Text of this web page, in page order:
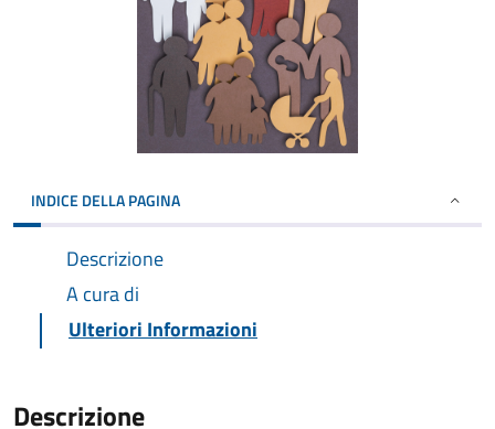
INDICE DELLA PAGINA
Descrizione
A cura di
Ulteriori Informazioni
Descrizione